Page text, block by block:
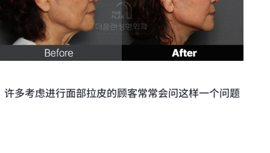
许多考虑进行面部拉皮的顾客常常会问这样一个问题